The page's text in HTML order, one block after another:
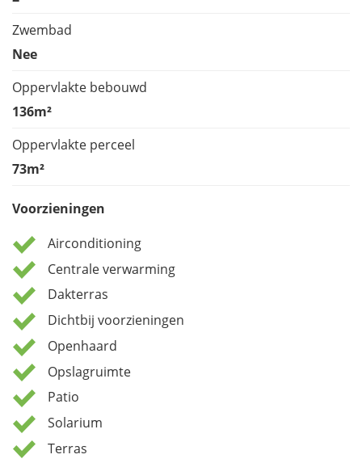
Zwembad
Nee
Oppervlakte bebouwd
136m²
Oppervlakte perceel
73m²
Voorzieningen
Airconditioning
Centrale verwarming
Dakterras
Dichtbij voorzieningen
Openhaard
Opslagruimte
Patio
Solarium
Terras